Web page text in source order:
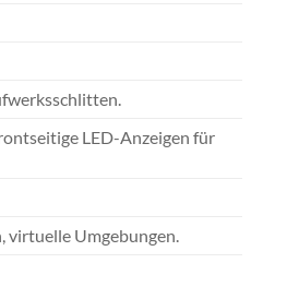
LED-Anzeigen für
virtuelle Umgebungen.